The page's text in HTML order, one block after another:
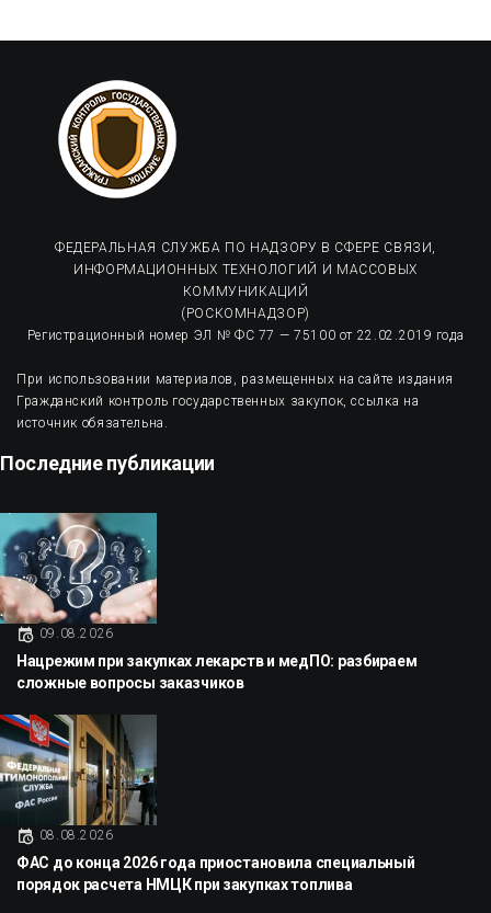
ФЕДЕРАЛЬНАЯ СЛУЖБА ПО НАДЗОРУ В СФЕРЕ СВЯЗИ,
ИНФОРМАЦИОННЫХ ТЕХНОЛОГИЙ И МАССОВЫХ
КОММУНИКАЦИЙ
(РОСКОМНАДЗОР)
Регистрационный номер ЭЛ № ФС 77 — 75100 от 22.02.2019 года
При использовании материалов, размещенных на сайте издания
Гражданский контроль государственных закупок, ссылка на
источник обязательна.
Последние публикации
09.08.2026
Нацрежим при закупках лекарств и медПО: разбираем
сложные вопросы заказчиков
08.08.2026
ФАС до конца 2026 года приостановила специальный
порядок расчета НМЦК при закупках топлива